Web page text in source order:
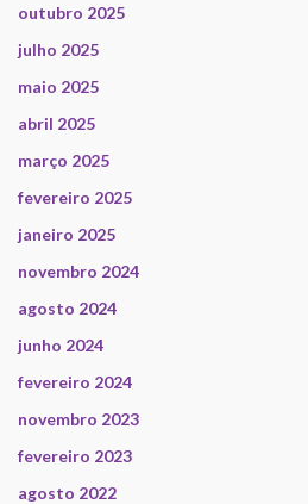
outubro 2025
julho 2025
maio 2025
abril 2025
março 2025
fevereiro 2025
janeiro 2025
novembro 2024
agosto 2024
junho 2024
fevereiro 2024
novembro 2023
fevereiro 2023
agosto 2022